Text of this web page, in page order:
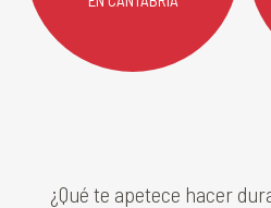
¿Qué te apetece hacer